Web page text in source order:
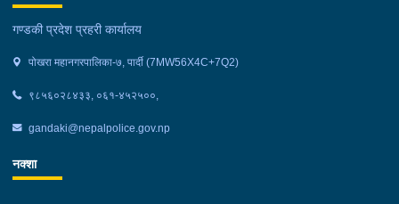
गण्डकी प्रदेश प्रहरी कार्यालय
पोखरा महानगरपालिका-७, पार्दी (7MW56X4C+7Q2)
९८५६०२८४३३, ०६१-४५२५००,
gandaki@nepalpolice.gov.np
नक्शा